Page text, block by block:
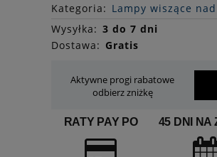
Kategoria: Lampy wiszące nad
Wysyłka: 3 do 7 dni
Dostawa: Gratis
Aktywne progi rabatowe
odbierz zniżkę
RATY PAY PO 45 DNI NA